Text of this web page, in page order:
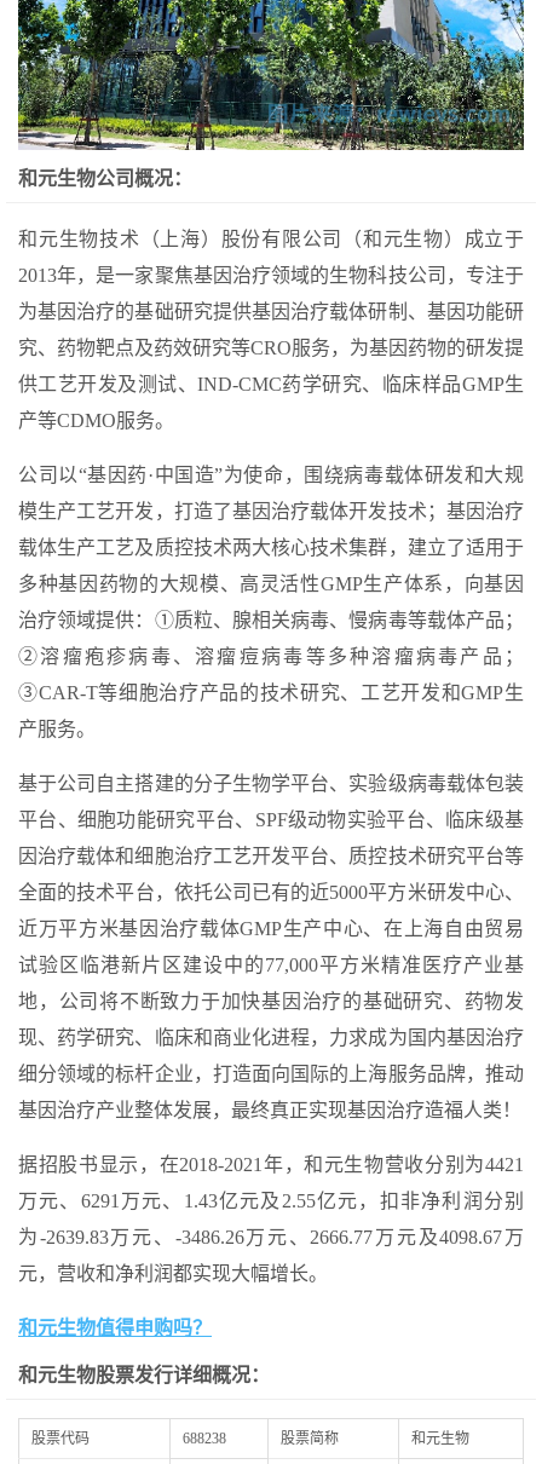
和元生物公司概况：
和元生物技术（上海）股份有限公司（和元生物）成立于
2013年，是一家聚焦基因治疗领域的生物科技公司，专注于
为基因治疗的基础研究提供基因治疗载体研制、基因功能研
究、药物靶点及药效研究等CRO服务，为基因药物的研发提
供工艺开发及测试、IND-CMC药学研究、临床样品GMP生
产等CDMO服务。
公司以“基因药·中国造”为使命，围绕病毒载体研发和大规
模生产工艺开发，打造了基因治疗载体开发技术；基因治疗
载体生产工艺及质控技术两大核心技术集群，建立了适用于
多种基因药物的大规模、高灵活性GMP生产体系，向基因
治疗领域提供：①质粒、腺相关病毒、慢病毒等载体产品；
②溶瘤疱疹病毒、溶瘤痘病毒等多种溶瘤病毒产品；
③CAR-T等细胞治疗产品的技术研究、工艺开发和GMP生
产服务。
基于公司自主搭建的分子生物学平台、实验级病毒载体包装
平台、细胞功能研究平台、SPF级动物实验平台、临床级基
因治疗载体和细胞治疗工艺开发平台、质控技术研究平台等
全面的技术平台，依托公司已有的近5000平方米研发中心、
近万平方米基因治疗载体GMP生产中心、在上海自由贸易
试验区临港新片区建设中的77,000平方米精准医疗产业基
地，公司将不断致力于加快基因治疗的基础研究、药物发
现、药学研究、临床和商业化进程，力求成为国内基因治疗
细分领域的标杆企业，打造面向国际的上海服务品牌，推动
基因治疗产业整体发展，最终真正实现基因治疗造福人类！
据招股书显示，在2018-2021年，和元生物营收分别为4421
万元、6291万元、1.43亿元及2.55亿元，扣非净利润分别
为-2639.83万元、-3486.26万元、2666.77万元及4098.67万
元，营收和净利润都实现大幅增长。
和元生物值得申购吗？
和元生物股票发行详细概况：
股票代码 688238 股票简称 和元生物